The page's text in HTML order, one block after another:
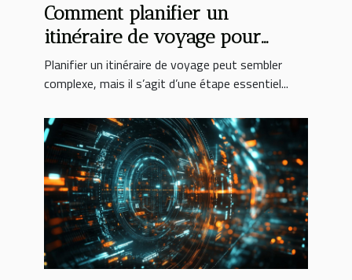
Comment planifier un
itinéraire de voyage pour
maximiser votre expérience ?
Planifier un itinéraire de voyage peut sembler
complexe, mais il s’agit d’une étape essentiel...